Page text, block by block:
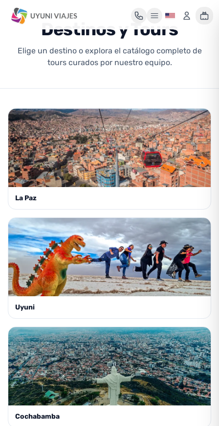
Mi maleta de viaje
Tu maleta está vacía
Encuentra un tour y pulsa «Reservar» para añadirlo aquí.
Destinos y Tours
Elige un destino o explora el catálogo completo de
tours curados por nuestro equipo.
La Paz
Uyuni
Cochabamba